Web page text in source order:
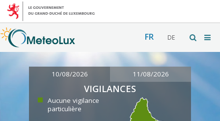
FR DE
10/08/2026 11/08/2026
VIGILANCES
Aucune vigilance
particulière